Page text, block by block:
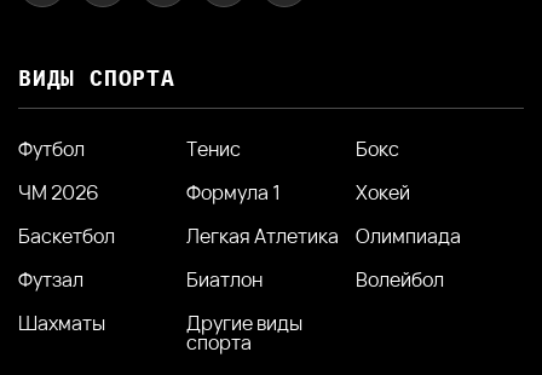
ВИДЫ СПОРТА
Футбол Тенис
Бокс
ЧМ 2026
Формула 1
Хокей
Баскетбол
Легкая Атлетика
Олимпиада
Футзал
Биатлон
Волейбол
Шахматы
Другие виды
спорта